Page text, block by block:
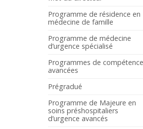
Programme de résidence en
médecine de famille
Programme de médecine
d’urgence spécialisé
Programmes de
avancées
Prégradué
Programme de Majeure en
soins préshospitaliers
d’urgence avancés